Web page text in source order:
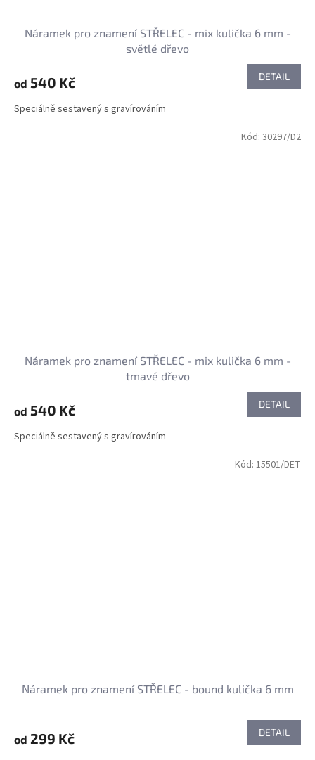
Náramek pro znamení STŘELEC - mix kulička 6 mm -
světlé dřevo
od 540 Kč DETAIL
Speciálně sestavený s gravírováním
Náramek pro znamení STŘELEC - mix kulička 6 mm -
tmavé dřevo
od 540 Kč DETAIL
Speciálně sestavený s gravírováním
Kód: 30297/D2
Náramek pro znamení STŘELEC - bound kulička 6 mm
od 299 Kč DETAIL
Kód: 15501/DET